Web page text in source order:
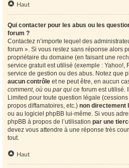
Haut
Qui contacter pour les abus ou les
forum ?
Contactez n’importe lequel des
forum ». Si vous restez sans réponse alors
propriétaire du domaine (en faisant une
service gratuit est utilisé (exemple : Yahoo!,
service de gestion ou des abus. Notez que
aucun contrôle et ne peut être, en aucun
comment, où ou par qui ce forum est utilisé.
Limited pour toute question légale
propos diffamatoires, etc.) non directement
ou au logiciel phpBB lui-même. Si vous
phpBB à propos de l’utilisation par une
devez vous attendre à une réponse très
tout.
Haut